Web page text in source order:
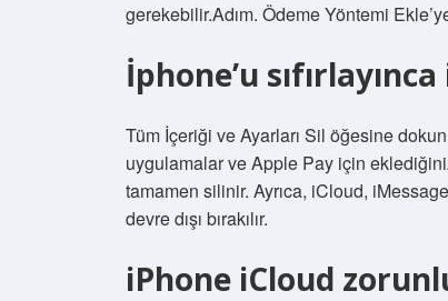
gerekebilir.Adım. Ödeme Yöntemi
İphone’u
Tüm İçeriği ve Ayarları Sil öğesine
uygulamalar ve Apple Pay için
tamamen silinir. Ayrıca, iCloud,
devre dışı bırakılır.
iPhone iCloud